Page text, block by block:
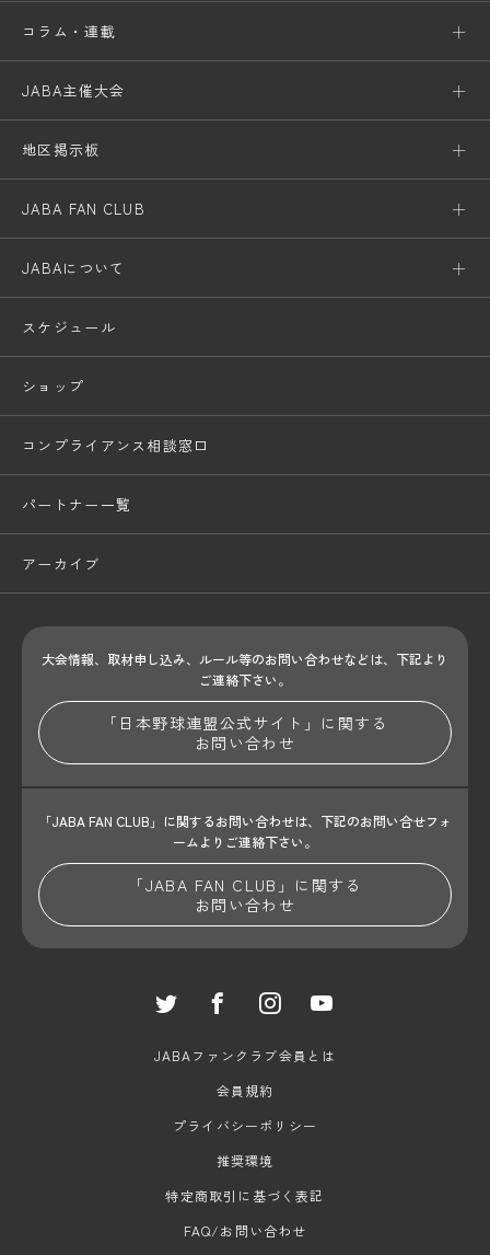
コラム・連載
JABA主催大会
地区掲示板
JABA FAN CLUB
JABAについて
スケジュール
ショップ
コンプライアンス相談窓口
パートナー一覧
アーカイブ
大会情報、取材申し込み、ルール等のお問い合わせなどは、下記より
ご連絡下さい。
「日本野球連盟公式サイト」に関する
お問い合わせ
「JABA FAN CLUB」に関するお問い合わせは、 下記のお問い合せフォ
ームよりご連絡下さい。
「JABA FAN CLUB」に関する
お問い合わせ
JABAファンクラブ会員とは
会員規約
プライバシーポリシー
推奨環境
特定商取引に基づく表記
FAQ/お問い合わせ